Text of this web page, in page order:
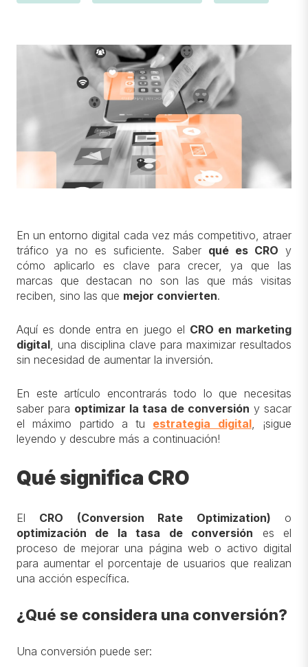
En un entorno digital cada vez más competitivo, atraer
tráfico ya no es suficiente. Saber qué es CRO y
cómo aplicarlo es clave para crecer, ya que las
marcas que destacan no son las que más visitas
reciben, sino las que mejor convierten.
Aquí es donde entra en juego el CRO en marketing
digital, una disciplina clave para maximizar resultados
sin necesidad de aumentar la inversión.
En este artículo encontrarás todo lo que necesitas
saber para optimizar la tasa de conversión y sacar
el máximo partido a tu estrategia digital, ¡sigue
leyendo y descubre más a continuación!
Qué significa CRO
El CRO (Conversion Rate Optimization) o
optimización de la tasa de conversión es el
proceso de mejorar una página web o activo digital
para aumentar el porcentaje de usuarios que realizan
una acción específica.
¿Qué se considera una conversión?
Una conversión puede ser: